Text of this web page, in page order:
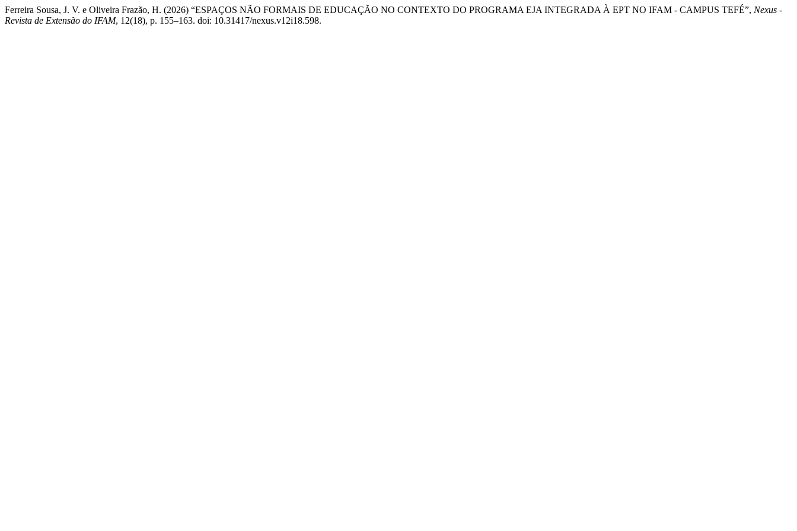
Ferreira Sousa, J. V. e Oliveira Frazão, H. (2026) “ESPAÇOS NÃO FORMAIS DE EDUCAÇÃO NO CONTEXTO DO PROGRAMA EJA INTEGRADA À EPT NO IFAM - CAMPUS TEFÉ”, Nexus -
Revista de Extensão do IFAM, 12(18), p. 155–163. doi: 10.31417/nexus.v12i18.598.